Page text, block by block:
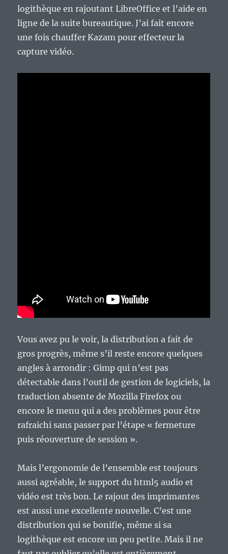
logithèque en rajoutant LibreOffice et l’aide en
ligne de la suite bureautique. J’ai fait encore
une fois chauffer Kazam pour effecteur la
capture vidéo.
Vous avez pu le voir, la distribution a fait de
gros progrès, même s’il reste encore quelques
angles à arrondir : Gimp qui n’est pas
détectable dans l’outil de gestion de logiciels, la
traduction absente de Mozilla Firefox ou
encore le menu qui a des problèmes pour être
rafraichi sans passer par l’étape « fermeture
puis réouverture de session ».
Mais l’ergonomie de l’ensemble est toujours
aussi agréable, le support du html5 audio et
vidéo est très bon. Le rajout des imprimantes
est aussi une excellente nouvelle. C’est une
distribution qui se bonifie, même si sa
logithèque est encore un peu petite. Mais il ne